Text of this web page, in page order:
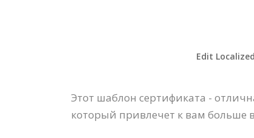
Edit
Этот шаблон сертификата -
который привлечет к вам больше